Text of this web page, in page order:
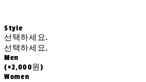
Style
선택하세요.
선택하세요.
Men
(+2,000원)
Women